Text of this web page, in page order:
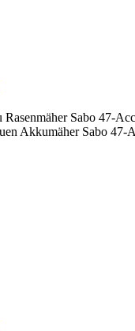
Sabo 47-
Akkumäher Sabo